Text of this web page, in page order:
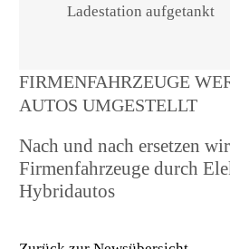
FIRMENFAHRZEUGE
AUTOS UMGESTELLT
Nach und nach ersetzen
Firmenfahrzeuge durch
Hybridautos